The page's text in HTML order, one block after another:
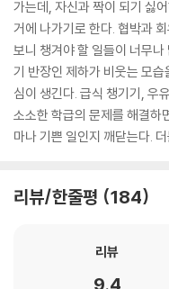
가는데, 자신과 짝이 되기 싫
거에 나가기로 한다. 협박과
보니 챙겨야 할 일들이 너무
기 반장인 제하가 비웃는 모
심이 생긴다. 급식 챙기기, 우
소소한 학급의 문제를 해결하
마나 기쁜 일인지 깨닫는다.
리뷰/한줄평 184
리뷰
9.4